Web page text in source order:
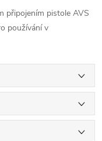
připojením pistole AVS
používání v